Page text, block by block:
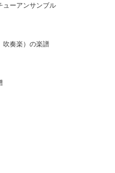
ューアンサンブル
吹奏楽）の楽譜